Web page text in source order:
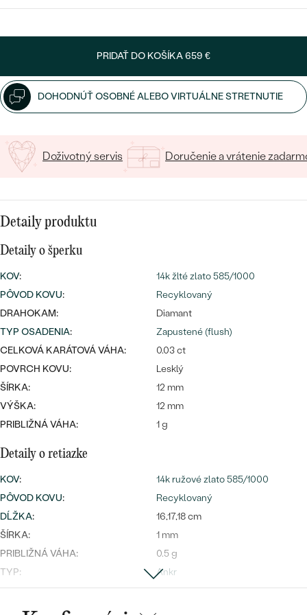
Najpredávanejšie
svadobné
obrúčky
DRAHOKAM
PODĽA MATERIÁLU
ZLATO
PLATINA
STRIEBRO
Wave kolekcia
OBJAVIŤ
S LAB GROWN DIAMANTMI
S PERLAMI
PERSONALIZOVANÉ
SYMBOLICKÉ
MINIMALISTICKÉ
PODĽA FARBY
PODĽA TVARU DRAHOKAMU
NA MIERU
Najpredávanejšie
náušnice
PREZRIEŤ
Personalizované
prívesky
LUXUSNÉ
Najpredávanejšie
prstene
PRIDAŤ DO KOŠÍKA659 €
DOHODNÚŤ OSOBNÉ ALEBO VIRTUÁLNE STRETNUTIE
Doživotný servis Doručenie a vrátenie
Detaily produktu
Detaily o šperku
KOV:
14k žlté zlato 585/1000
PÔVOD KOVU:
Recyklovaný
DRAHOKAM:
Diamant
TYP OSADENIA:
Zapustené (flush)
CELKOVÁ KARÁTOVÁ VÁHA:
0.03 ct
POVRCH KOVU:
Lesklý
ŠÍRKA:
12 mm
VÝŠKA:
12 mm
PRIBLIŽNÁ VÁHA:
1 g
Detaily o retiazke
KOV:
14k ružové zlato 585/1000
PÔVOD KOVU:
Recyklovaný
DĹŽKA:
16,17,18 cm
ŠÍRKA:
1 mm
PRIBLIŽNÁ VÁHA:
0.5 g
TYP:
Ankr